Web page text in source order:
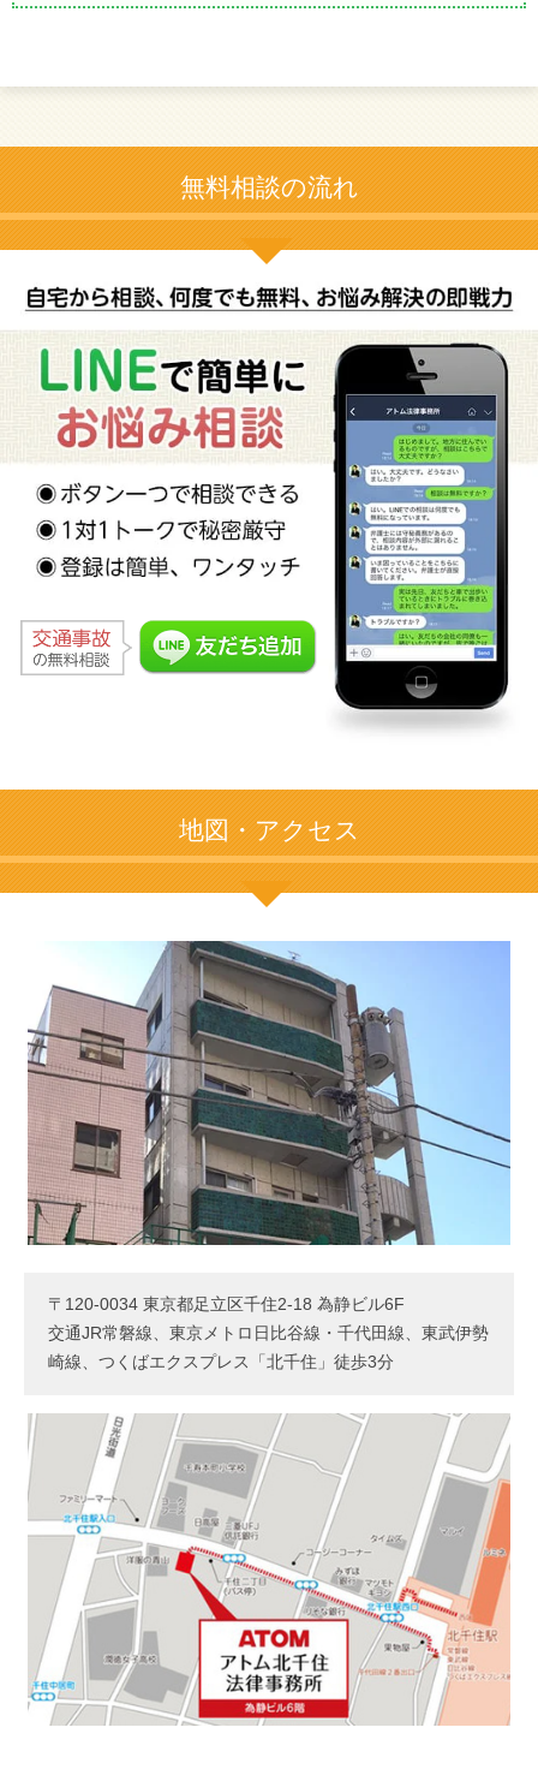
無料相談の流れ
地図・アクセス
〒120-0034 東京都足立区千住2-18 為静ビル6F
交通JR常磐線、東京メトロ日比谷線・千代田線、東武伊勢
崎線、つくばエクスプレス「北千住」徒歩3分